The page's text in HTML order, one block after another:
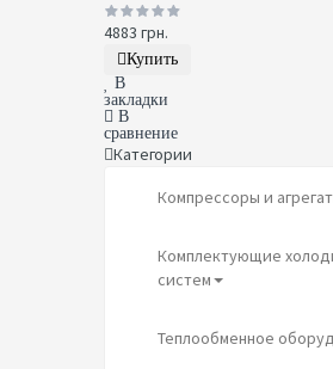
4883 грн.
Купить
В
закладки
В
сравнение
Категории
Компрессоры и
Комплектующие
систем
Теплообменное